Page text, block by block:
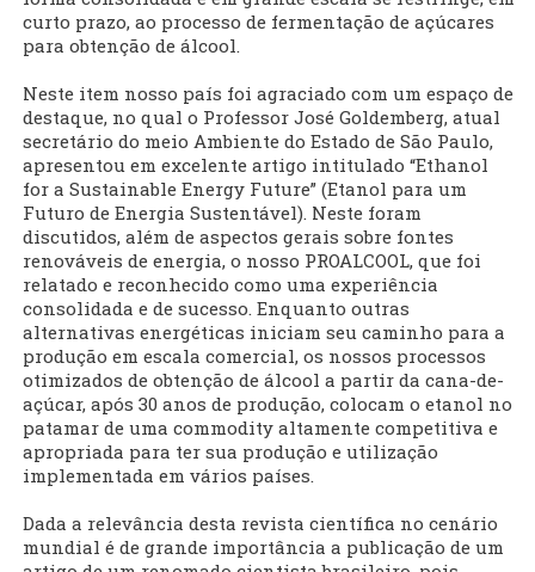
curto prazo, ao processo de fermentação de açúcares
para obtenção de álcool.
Neste item nosso país foi agraciado com um espaço de
destaque, no qual o Professor José Goldemberg, atual
secretário do meio Ambiente do Estado de São Paulo,
apresentou em excelente artigo intitulado “Ethanol
for a Sustainable Energy Future” (Etanol para um
Futuro de Energia Sustentável). Neste foram
discutidos, além de aspectos gerais sobre fontes
renováveis de energia, o nosso PROALCOOL, que foi
relatado e reconhecido como uma experiência
consolidada e de sucesso. Enquanto outras
alternativas energéticas iniciam seu caminho para a
produção em escala comercial, os nossos processos
otimizados de obtenção de álcool a partir da cana-de-
açúcar, após 30 anos de produção, colocam o etanol no
patamar de uma commodity altamente competitiva e
apropriada para ter sua produção e utilização
implementada em vários países.
Dada a relevância desta revista científica no cenário
mundial é de grande importância a publicação de um